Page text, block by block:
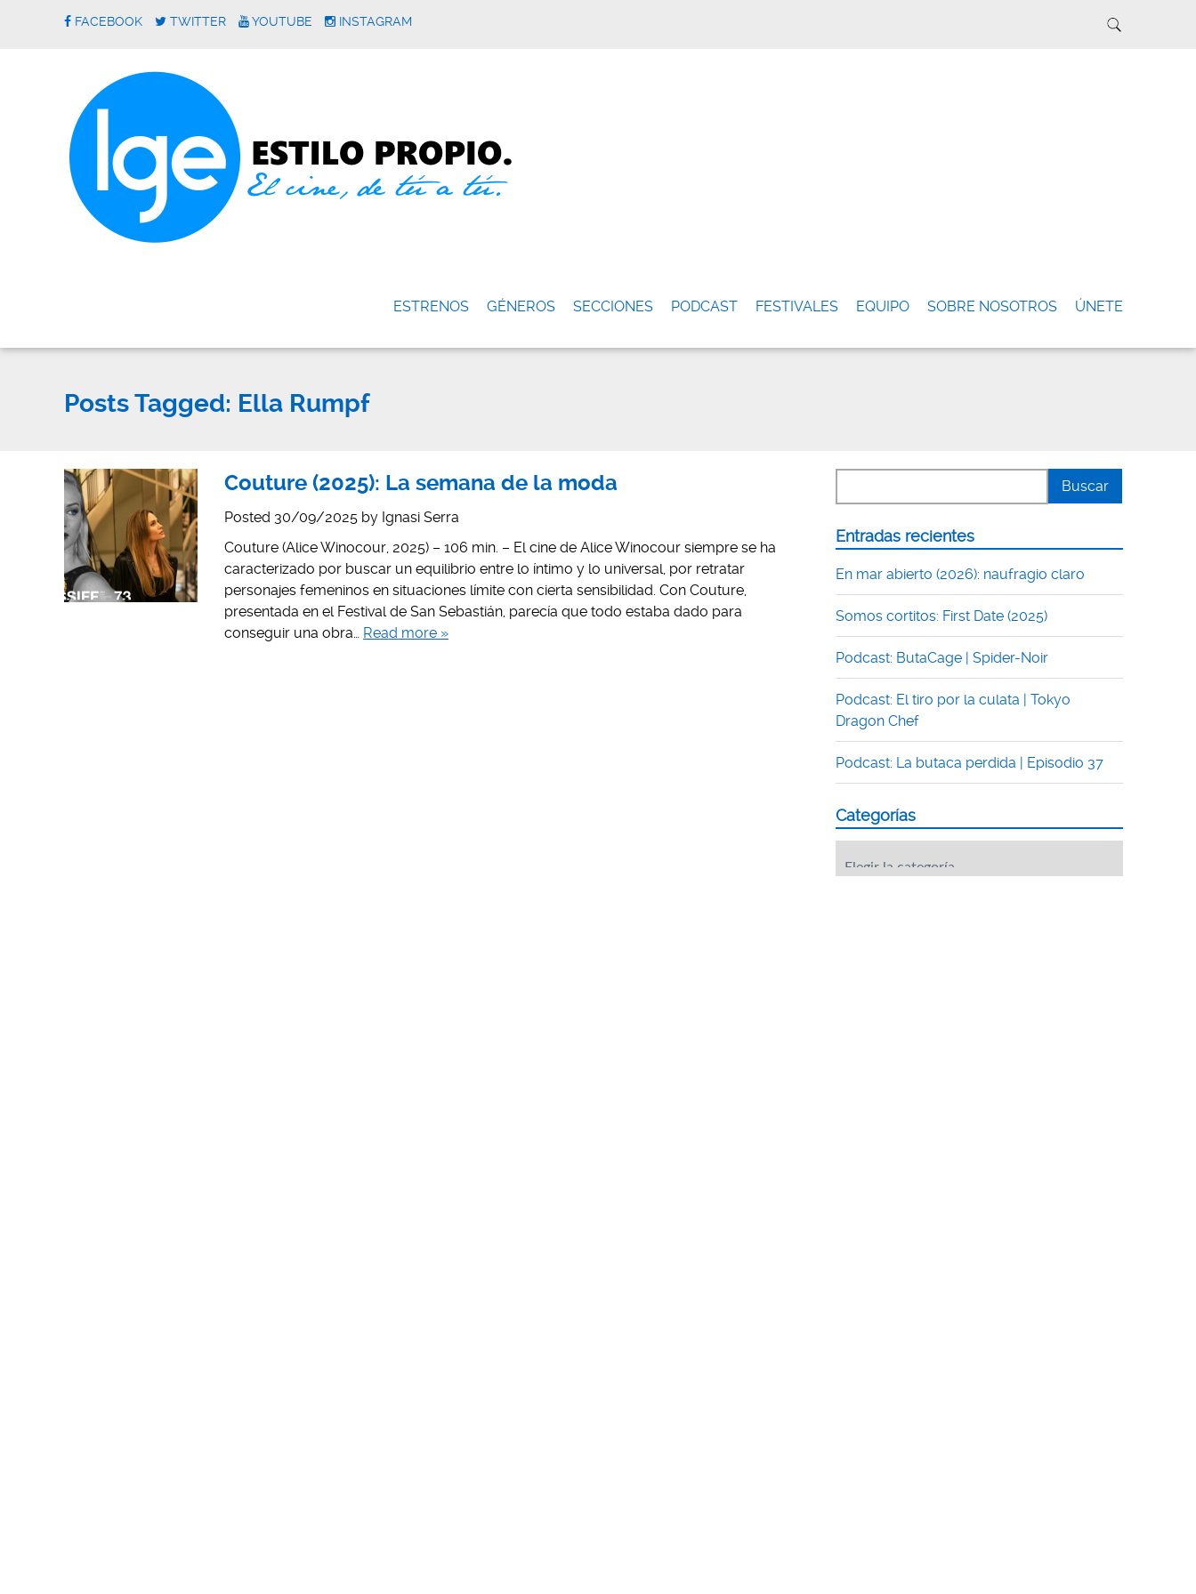
FACEBOOK TWITTER YOUTUBE INSTAGRAM
ESTRENOS GÉNEROS SECCIONES PODCAST FESTIVALES EQUIPO SOBRE NOSOTROS ÚNETE
Posts Tagged: Ella Rumpf
Couture (2025): La semana de la moda
Posted 30/09/2025 by Ignasi Serra
Couture (Alice Winocour, 2025) – 106 min. – El cine de Alice Winocour siempre se ha
caracterizado por buscar un equilibrio entre lo íntimo y lo universal, por retratar
personajes femeninos en situaciones límite con cierta sensibilidad. Con Couture,
presentada en el Festival de San Sebastián, parecía que todo estaba dado para
conseguir una obra… Read more »
Entradas recientes
En mar abierto (2026): naufragio claro
Somos cortitos: First Date (2025)
Podcast: ButaCage | Spider-Noir
Podcast: El tiro por la culata | Tokyo
Dragon Chef
Podcast: La butaca perdida | Episodio 37
Categorías